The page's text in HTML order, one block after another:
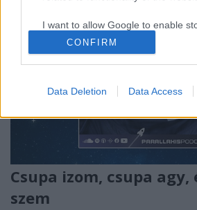
I want to allow Google to enable
related to personalization.
I want to allow Google to enable
functionality and fraud prevention,
CONFIRM
Data Deletion Data Access
Csupa izom, csupa agy,
szem